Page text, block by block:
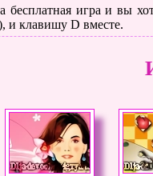
бесплатная игра и вы
и клавишу D вместе.